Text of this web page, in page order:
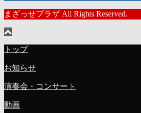
まざっせプラザ All Rights Reserved.
トップ
お知らせ
演奏会・コンサート
動画